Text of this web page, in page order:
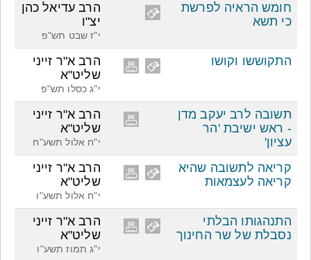
חומש הראיה לפרשת
כי תשא
הרב עדיאל כהן
יצ"ו
י"ז שבט תש"פ
התקוששו וקושו
הרב א"ר זייני
שליט"א
י"ג כסלו תש"פ
תשובה לרב יעקב מדן
- ראש ישיבת 'הר
עציון'
הרב א"ר זייני
שליט"א
י"ח אלול תשע"ח
קריאה לתשובה שהיא
קריאה לעצמאות
הרב א"ר זייני
שליט"א
י"ח אלול תשע"ו
התנהגותו הבלתי
נסבלת של שר החינוך
הרב א"ר זייני
שליט"א
י"ג תמוז תשע"ו